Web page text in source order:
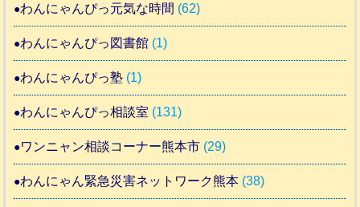
わんにゃんぴっ元気な時間 (62)
わんにゃんぴっ図書館 (1)
わんにゃんぴっ塾 (1)
わんにゃんぴっ相談室 (131)
ワンニャン相談コーナー熊本市 (29)
わんにゃん緊急災害ネットワーク熊本 (38)